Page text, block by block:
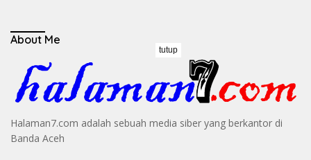
About Me
Halaman7.com adalah sebuah media siber yang berkantor di
Banda Aceh
tutup